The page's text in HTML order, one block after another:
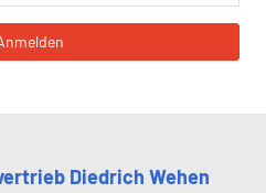
Diedrich Wehen